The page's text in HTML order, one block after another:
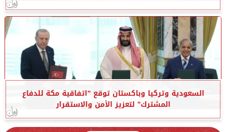
السعودية وتركيا وباكستان توقع ”اتفاقية مكة للدفاع
المشترك” لتعزيز الأمن والاستقرار